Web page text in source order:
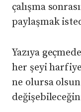
çalışma
paylaşmak
Yazıya
her şeyi
ne olursa